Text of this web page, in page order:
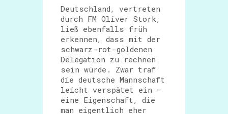
Deutschland, vertreten
durch FM Oliver Stork,
ließ ebenfalls früh
erkennen, dass mit der
schwarz-rot-goldenen
Delegation zu rechnen
sein würde. Zwar traf
die deutsche Mannschaft
leicht verspätet ein –
eine Eigenschaft, die
man eigentlich eher